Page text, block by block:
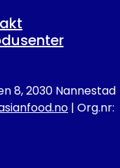
8, 2030 Nannestad
| Org.nr: